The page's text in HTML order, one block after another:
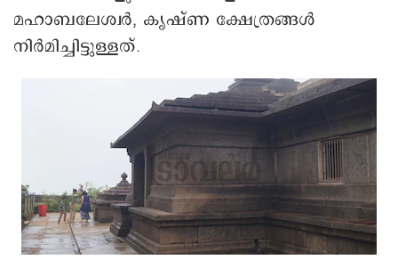
മഹാബലേശ്വർ, കൃഷ്ണ ക്ഷേത്രങ്ങൾ
നിർമിച്ചിട്ടുള്ളത്.